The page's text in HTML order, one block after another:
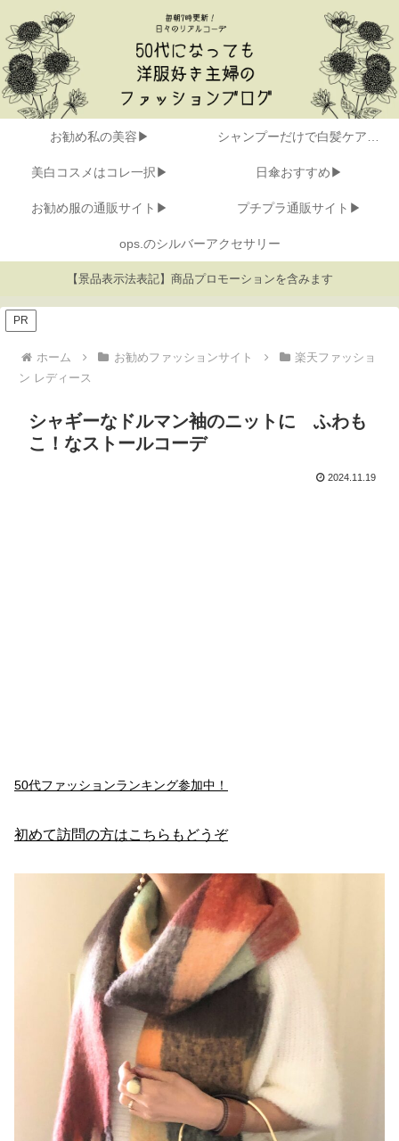
お勧め私の美容▶ シャンプーだけで白髪ケア▶
美白コスメはコレ一択▶ 日傘おすすめ▶
お勧め服の通販サイト▶ プチプラ通販サイト▶
ops.のシルバーアクセサリー
【景品表示法表記】商品プロモーションを含みます
PR
ホーム お勧めファッションサイト
楽天ファッショ
ン レディース
シャギーなドルマン袖のニットに ふわも
こ！なストールコーデ
2024.11.19
50代ファッションランキング参加中！
初めて訪問の方はこちらもどうぞ